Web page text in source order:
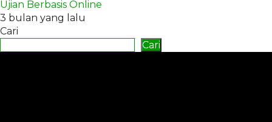
Ujian Berbasis Online
3 bulan yang lalu
Cari
Cari